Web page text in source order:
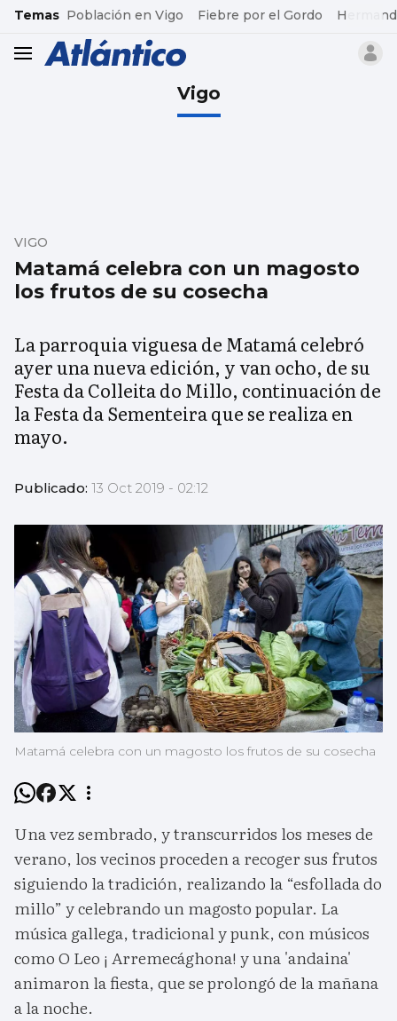
common.go-to-content
Temas Población en Vigo Fiebre por el Gordo
header.menu.open
Vigo
Matamá celebra con un magosto
los frutos de su cosecha
VIGO
La parroquia viguesa de Matamá celebró
ayer una nueva edición, y van ocho, de su
Festa da Colleita do Millo, continuación de
la Festa da Sementeira que se realiza en
mayo.
Publicado: 13 Oct 2019 - 02:12
Matamá celebra con un magosto los frutos de su cosecha
Una vez sembrado, y transcurridos los meses de
verano, los vecinos proceden a recoger sus frutos
siguiendo la tradición, realizando la “esfollada do
millo” y celebrando un magosto popular. La
música gallega, tradicional y punk, con músicos
como O Leo ¡ Arremecághona! y una 'andaina'
animaron la fiesta, que se prolongó de la mañana
a la noche.